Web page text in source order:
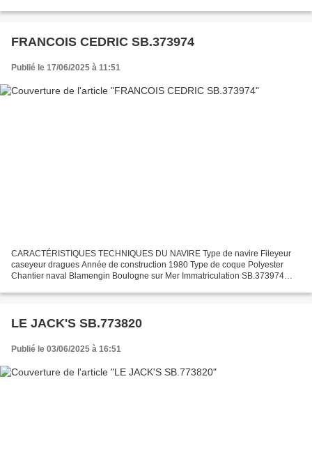
FRANCOIS CEDRIC SB.373974
Publié le 17/06/2025 à 11:51
CARACTÉRISTIQUES TECHNIQUES DU NAVIRE Type de navire Fileyeur
caseyeur dragues Année de construction 1980 Type de coque Polyester
Chantier naval Blamengin Boulogne sur Mer Immatriculation SB.373974
LE JACK'S SB.773820
Publié le 03/06/2025 à 16:51